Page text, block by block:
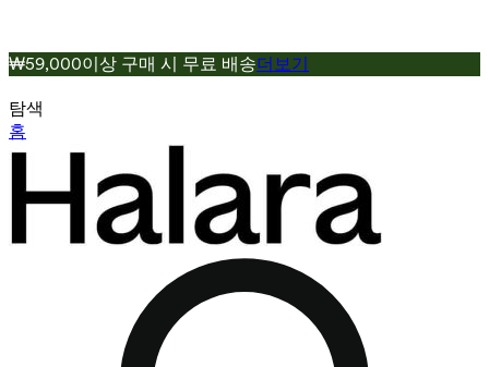
₩59,000이상 구매 시 무료 배송더보기
탐색
홈